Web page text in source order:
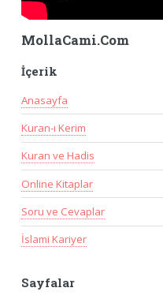
MollaCami.Com
İçerik
Anasayfa
Kuran-ı Kerim
Kuran ve Hadis
Online Kitaplar
Soru ve Cevaplar
İslami Kariyer
Sayfalar